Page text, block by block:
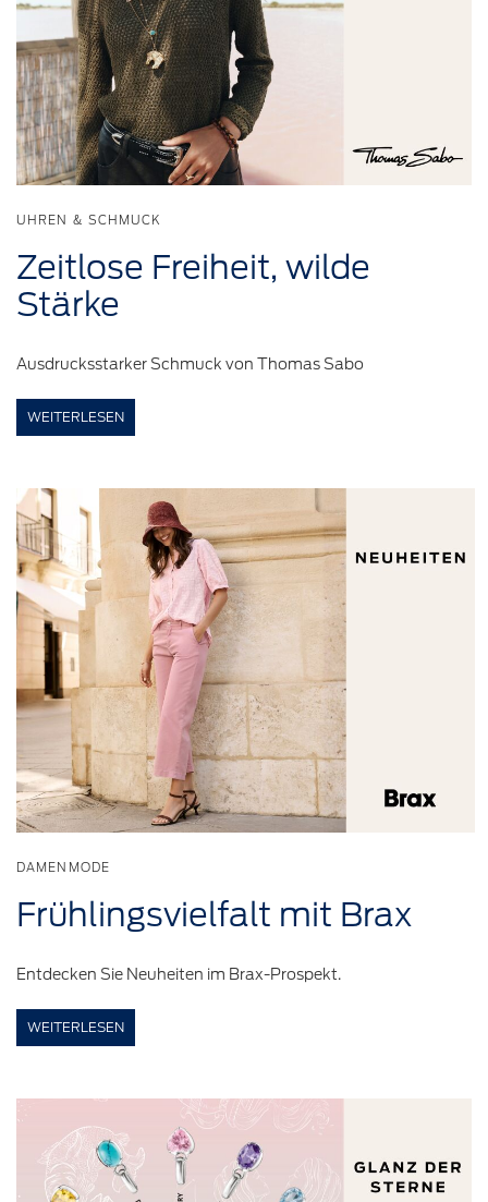
UHREN & SCHMUCK
Zeitlose Freiheit, wilde
Stärke
Ausdrucksstarker Schmuck von Thomas Sabo
WEITERLESEN
DAMENMODE
Frühlingsvielfalt mit Brax
Entdecken Sie Neuheiten im Brax-Prospekt.
WEITERLESEN